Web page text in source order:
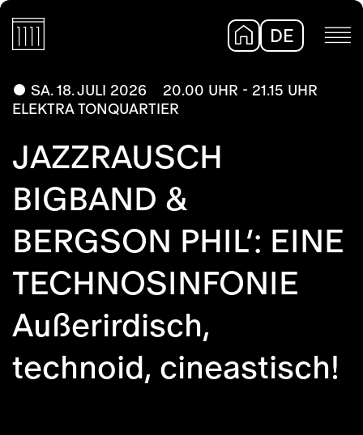
DE
SA. 18. JULI 2026
20.00 UHR - 21.15 UHR
ELEKTRA TONQUARTIER
JAZZRAUSCH
BIGBAND &
BERGSON PHIL’: EINE
TECHNOSINFONIE
Außerirdisch,
technoid, cineastisch!